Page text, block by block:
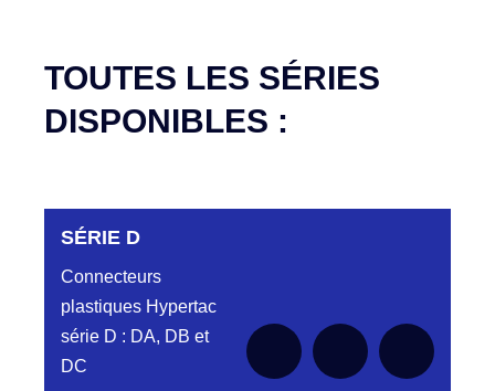
TOUTES LES SÉRIES
DISPONIBLES :
SÉRIE D
Connecteurs
plastiques Hypertac
série D : DA, DB et
DC